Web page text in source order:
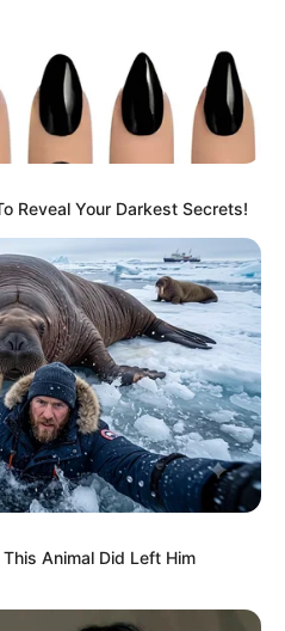
Reveal Your Darkest Secrets!
Animal Did Left Him